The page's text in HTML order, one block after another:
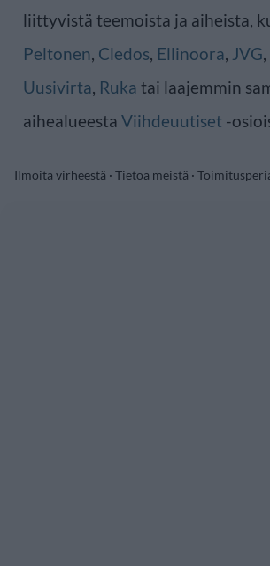
liittyvistä teemoista ja aiheista,
Peltonen, Cledos, Ellinoora, JVG,
Uusivirta, Ruka tai laajemmin
aihealueesta Viihdeuutiset -
Ilmoita virheestä · Tietoa meistä ·